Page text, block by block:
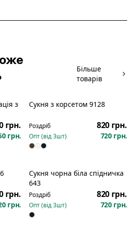
Більше
товарів
з
грн.
грн.
Новинка
Сукня з корсетом 9128
Роздріб 820 грн.
Опт (від3шт) 720 грн.
грн.
грн.
Новинка
Сукня чорна біла спідничка
643
Роздріб 820 грн.
Опт (від3шт) 720 грн.